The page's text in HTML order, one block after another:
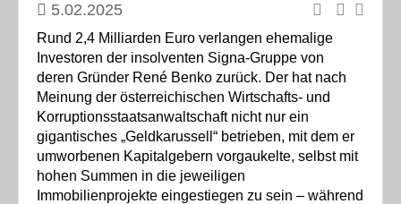
5.02.2025
Rund 2,4 Milliarden Euro verlangen ehemalige
Investoren der insolventen Signa-Gruppe von
deren Gründer René Benko zurück. Der hat nach
Meinung der österreichischen Wirtschafts- und
Korruptionsstaatsanwaltschaft nicht nur ein
gigantisches „Geldkarussell“ betrieben, mit dem er
umworbenen Kapitalgebern vorgaukelte, selbst mit
hohen Summen in die jeweiligen
Immobilienprojekte eingestiegen zu sein – während